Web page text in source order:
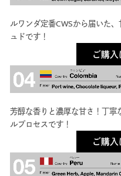
ルワンダ定番CWSから届いた
ュドです！
ご購
芳醇な香りと濃厚な甘さ！丁寧
ルプロセスです！
ご購